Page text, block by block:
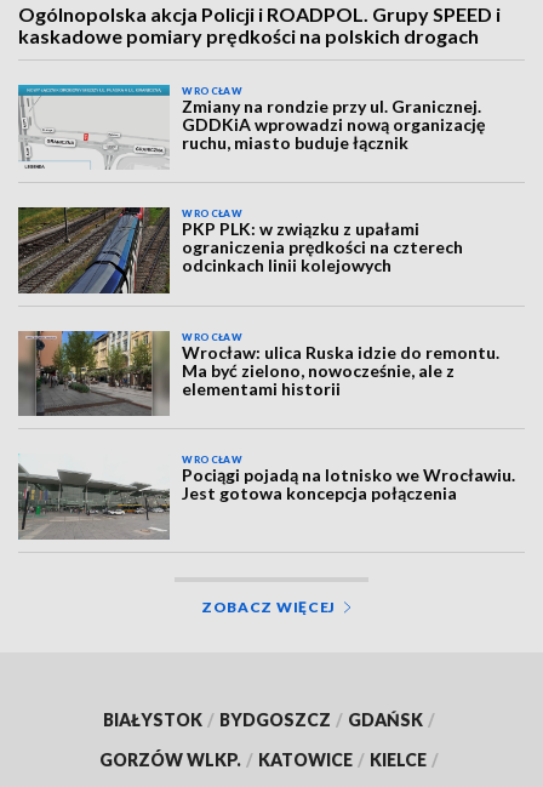
Ogólnopolska akcja Policji i ROADPOL. Grupy SPEED i
kaskadowe pomiary prędkości na polskich drogach
WROCŁAW
Zmiany na rondzie przy ul. Granicznej.
GDDKiA wprowadzi nową organizację
ruchu, miasto buduje łącznik
WROCŁAW
PKP PLK: w związku z upałami
ograniczenia prędkości na czterech
odcinkach linii kolejowych
WROCŁAW
Wrocław: ulica Ruska idzie do remontu.
Ma być zielono, nowocześnie, ale z
elementami historii
WROCŁAW
Pociągi pojadą na lotnisko we Wrocławiu.
Jest gotowa koncepcja połączenia
ZOBACZ WIĘCEJ
BIAŁYSTOK / BYDGOSZCZ / GDAŃSK /
GORZÓW WLKP. / KATOWICE / KIELCE /